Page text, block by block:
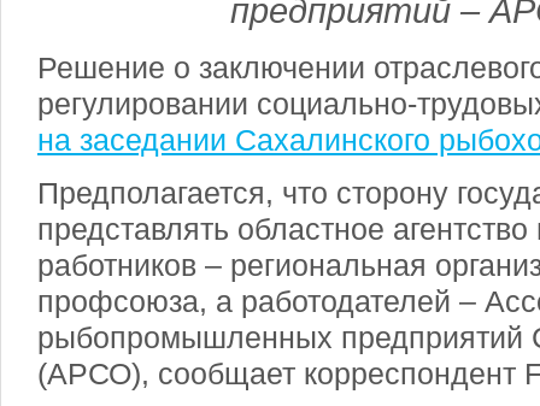
предприятий –
Решение о заключении
регулировании социально-
на заседании Сахалинского
Предполагается, что сторону
представлять областное
работников – региональная
профсоюза, а работодателей –
рыбопромышленных предприятий
(АРСО), сообщает корреспондент